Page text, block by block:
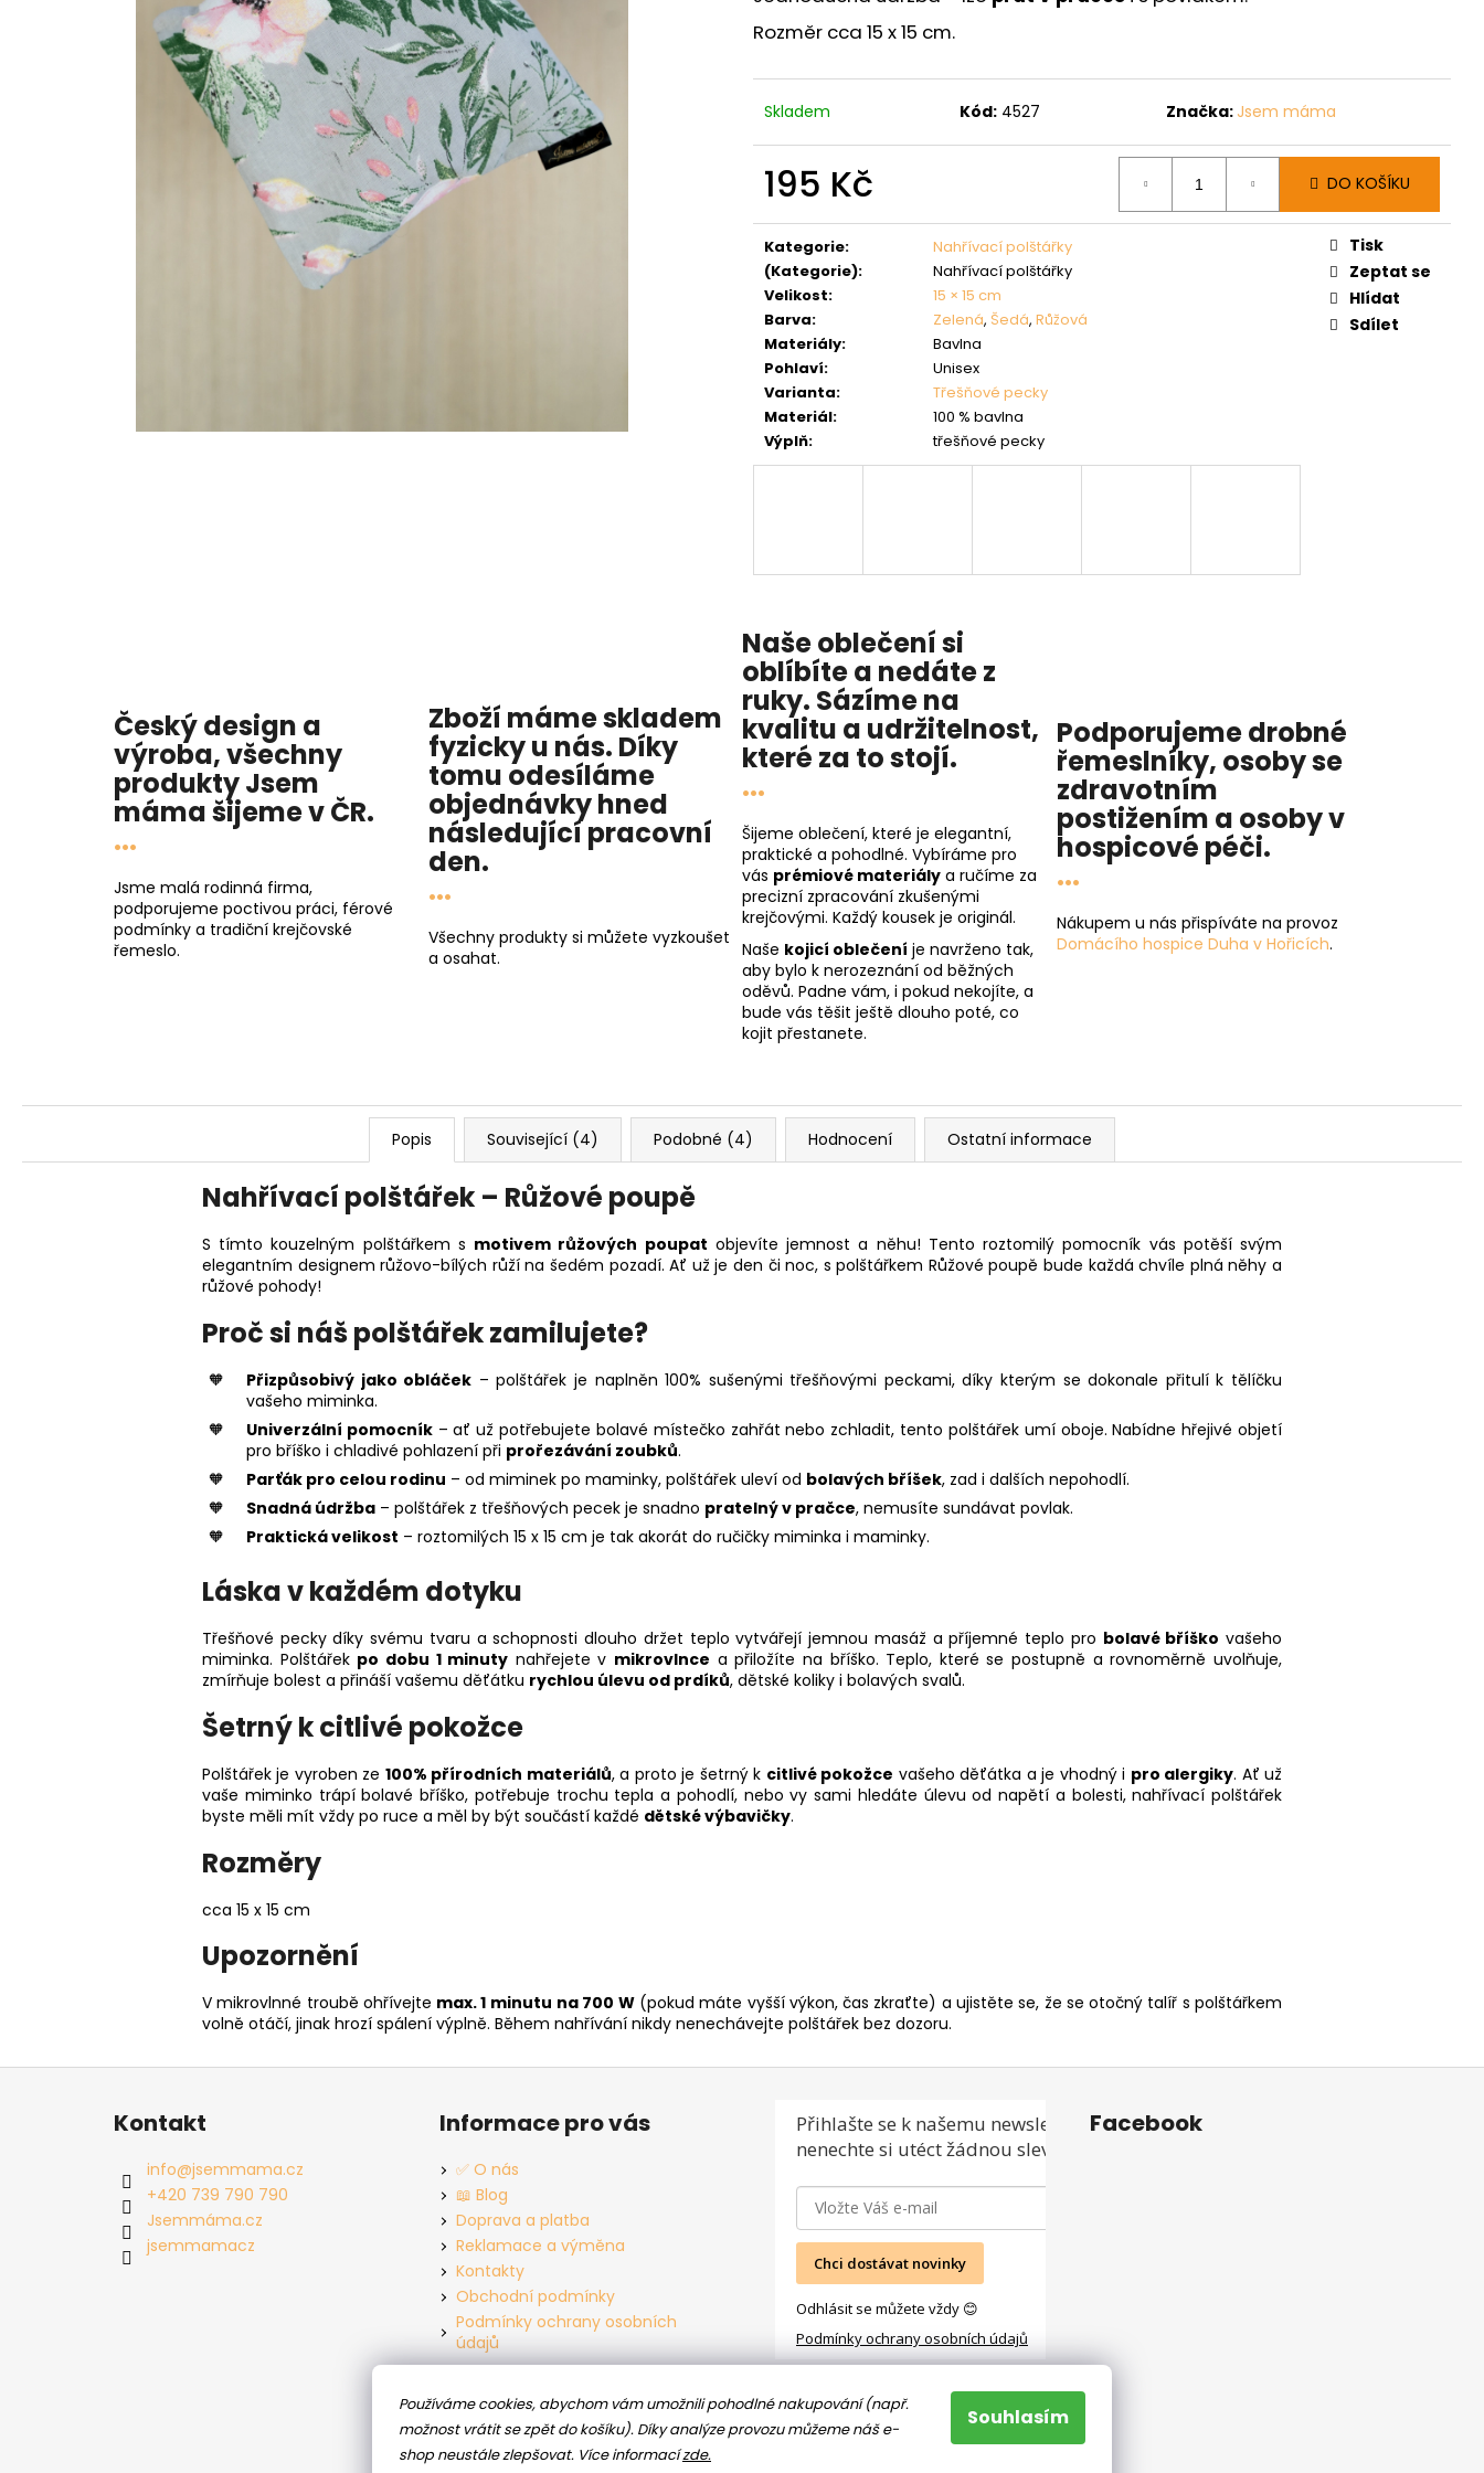
Používáme cookies, abychom vám umožnili pohodlné nakupování (např.
možnost vrátit se zpět do košíku). Díky analýze provozu můžeme náš e-
shop neustále zlepšovat. Více informacízde.
Souhlasím
Rozměr cca 15 x 15 cm.
Skladem Kód: 4527 Značka: Jsem máma
195 Kč
cena:
DO KOŠÍKU
Kategorie:
Nahřívací polštářky
(Kategorie):
Nahřívací polštářky
Velikost:
15 × 15 cm
Barva: Zelená, Šedá, Růžová
Materiály:
Bavlna
Pohlaví:
Unisex
Varianta:
Třešňové pecky
Materiál:
100 % bavlna
Výplň: třešňové pecky
Tisk
Zeptat se
Hlídat
Sdílet
Český design a
výroba, všechny
produktyJsem
mámašijeme v ČR.
...
Jsme malá rodinná firma,
podporujeme poctivou práci, férové
podmínky a tradiční krejčovské
řemeslo.
Zboží máme skladem
fyzicky u nás. Díky
tomu odesíláme
objednávky hned
následující pracovní
den.
...
Všechny produkty si můžete vyzkoušet
a osahat.
Naše oblečení si
oblíbíte a nedáte z
ruky. Sázíme na
kvalitu a udržitelnost,
které za to stojí.
...
Šijeme oblečení, které je elegantní,
praktické a pohodlné. Vybíráme pro
vás prémiové materiály a ručíme za
precizní zpracování zkušenými
krejčovými. Každý kousek je originál.
Naše kojicí oblečení je navrženo tak,
aby bylo k nerozeznání od běžných
oděvů. Padne vám, i pokud nekojíte, a
bude vás těšit ještě dlouho poté, co
kojit přestanete.
Podporujeme drobné
řemeslníky, osoby se
zdravotním
postižením a osoby v
hospicové péči.
...
Nákupem u nás přispíváte na provoz
Domácího hospice Duha v Hořicích.
Popis Související (4) Podobné (4) Hodnocení Ostatní informace
Nahřívací polštářek – Růžové poupě
S tímto kouzelným polštářkem s motivem růžových poupat objevíte jemnost a něhu! Tento roztomilý pomocník vás potěší svým
elegantním designem růžovo-bílých růží na šedém pozadí. Ať už je den či noc, s polštářkem Růžové poupě bude každá chvíle plná něhy a
růžové pohody!
Proč si náš polštářek zamilujete?
Přizpůsobivý jako obláček – polštářek je naplněn 100% sušenými třešňovými peckami, díky kterým se dokonale přitulí k tělíčku
vašeho miminka.
Univerzální pomocník– ať už potřebujete bolavé místečko zahřát nebo zchladit, tento polštářek umí oboje. Nabídne hřejivé objetí
pro bříško i chladivé pohlazení při prořezávání zoubků.
Parťák pro celou rodinu – od miminek po maminky, polštářek uleví od bolavých bříšek, zad i dalších nepohodlí.
Snadná údržba – polštářek z třešňových pecek je snadno pratelný v pračce, nemusíte sundávat povlak.
Praktická velikost – roztomilých 15 x 15 cm je tak akorát do ručičky miminka i maminky.
Láska v každém dotyku
Třešňové pecky díky svému tvaru a schopnosti dlouho držet teplo vytvářejí jemnou masáž a příjemné teplo pro bolavé bříško vašeho
miminka. Polštářek po dobu 1 minuty nahřejete v mikrovlnce a přiložíte na bříško. Teplo, které se postupně a rovnoměrně uvolňuje,
zmírňuje bolest a přináší vašemu děťátku rychlou úlevu od prdíků, dětské koliky i bolavých svalů.
Šetrný k citlivé pokožce
Polštářek je vyroben ze 100% přírodních materiálů, a proto je šetrný k citlivé pokožce vašeho děťátka a je vhodný i pro alergiky. Ať už
vaše miminko trápí bolavé bříško, potřebuje trochu tepla a pohodlí, nebo vy sami hledáte úlevu od napětí a bolesti, nahřívací polštářek
byste měli mít vždy po ruce a měl by být součástí každé dětské výbavičky.
Rozměry
cca 15 x 15 cm
Upozornění
V mikrovlnné troubě ohřívejte max. 1 minutu na 700 W(pokud máte vyšší výkon, čas zkraťte) a ujistěte se, že se otočný talíř s polštářkem
volně otáčí, jinak hrozí spálení výplně. Během nahřívání nikdy nenechávejte polštářek bez dozoru.
Kontakt
info@jsemmama.cz
+420 739 790 790
Jsemmáma.cz
jsemmamacz
Informace pro vás
✅ O nás
📖 Blog
Doprava a platba
Reklamace a výměna
Kontakty
Obchodní podmínky
Podmínky ochrany osobních
údajů
Přihlašte se k našemu newsletteru a
nenechte si utéct žádnou slevu ani akci!
Chci dostávat novinky
Odhlásit se můžete vždy 😊
Podmínky ochrany osobních údajů
Facebook